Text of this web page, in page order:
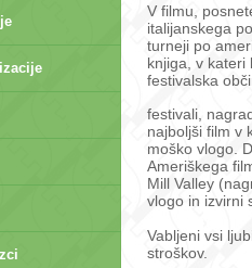
V filmu,
italijanskega
turneji po
knjiga, v kateri
festivalska
festivali,
najboljši film v
moško vlogo.
Ameriškega
Mill Valley
vlogo in izvirni
Vabljeni vsi
stroškov.